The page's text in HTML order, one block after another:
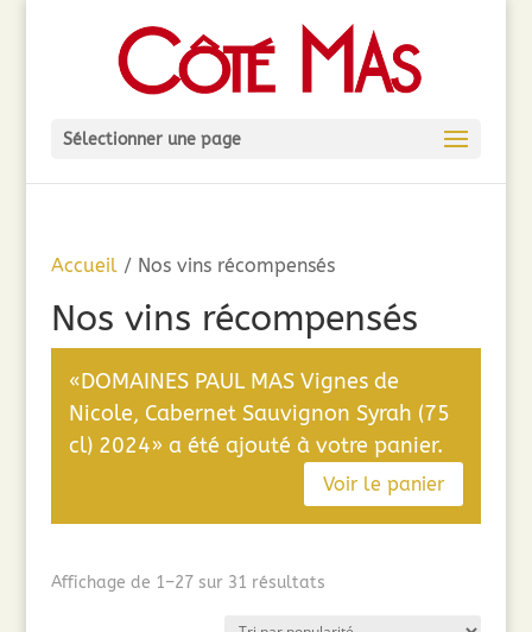
Sélectionner une page
Accueil/ Nos vins récompensés
Nos vins récompensés
«DOMAINES PAUL MAS Vignes de
Nicole, Cabernet Sauvignon Syrah (75
cl) 2024» a été ajouté à votre panier.
Voir le panier
Affichage de 1–27 sur 31 résultatsTrié